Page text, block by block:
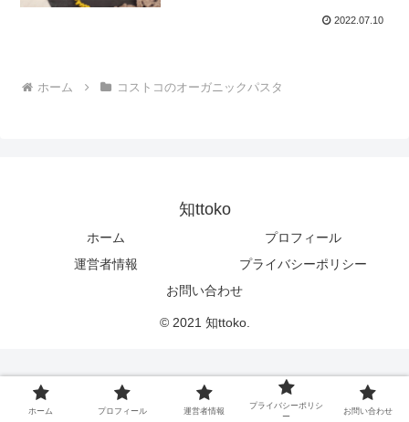
2022.07.10
ホーム コストコのオーガニックパスタ
知ttoko
ホーム
プロフィール
運営者情報
プライバシーポリシー
お問い合わせ
© 2021 知ttoko.
ホーム プロフィール 運営者情報
プライバシーポリシ
ー
お問い合わせ